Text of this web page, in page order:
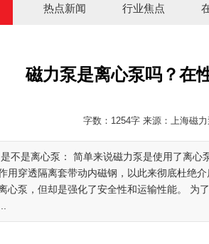
热点新闻 行业焦点
磁力泵是离心泵吗？在
字数：1254字 来源：上海磁
不是离心泵： 简单来说磁力泵是使用了离
用穿透隔离套带动内磁钢，以此来彻底杜绝
心泵，但却是强化了安全性和运输性能。 为